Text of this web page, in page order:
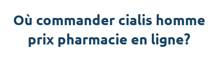
Où commander cialis homme
prix pharmacie en ligne?